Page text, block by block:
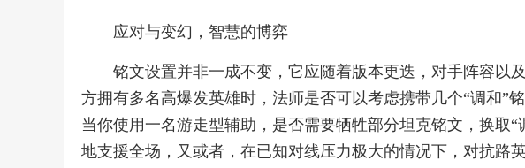
应对与变幻，智慧的博弈
铭文设置并非一成不变，它应随着版本更迭，对手阵容以
方拥有多名高爆发英雄时，法师是否可以考虑携带几个“调和”
当你使用一名游走型辅助，是否需要牺牲部分坦克铭文，换取“
地支援全场，又或者，在已知对线压力极大的情况下，对抗路